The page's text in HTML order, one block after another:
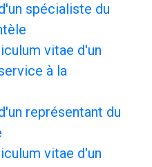
spécialiste du
vitae d'un
à la
représentant du
vitae d'un